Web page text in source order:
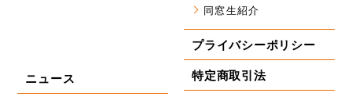
同窓生紹介
プライバシーポリシー
特定商取引法
ニュース